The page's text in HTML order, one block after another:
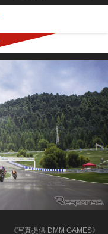
《写真提供 DMM GAMES》